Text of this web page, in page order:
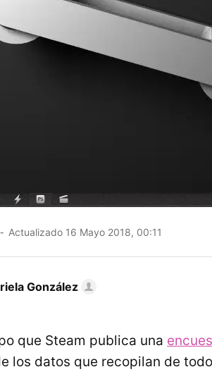
Actualizado 16 Mayo 2018, 00:11
González
que Steam publica una
los datos que recopilan de